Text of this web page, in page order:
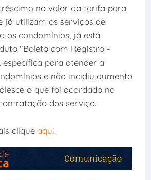
no valor da tarifa para
já utilizam os serviços de
os condomínios, já está
"Boleto com Registro -
específica para atender a
e não incidiu aumento
o que foi acordado no
dos serviço.
clique aqui.